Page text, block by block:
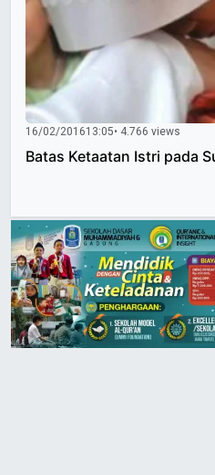
16/02/201613:05• 4.766 views
Batas Ketaatan Istri pada